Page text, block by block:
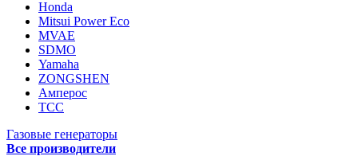
Honda
Mitsui Power Eco
MVAE
SDMO
Yamaha
ZONGSHEN
Амперос
ТСС
Газовые генераторы
Все производители